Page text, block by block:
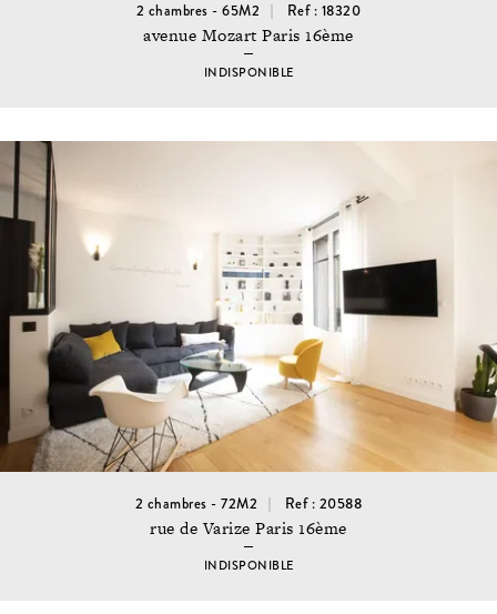
2 chambres - 65M2 Ref : 18320
avenue Mozart Paris 16ème
INDISPONIBLE
2 chambres - 72M2 Ref : 20588
rue de Varize Paris 16ème
INDISPONIBLE